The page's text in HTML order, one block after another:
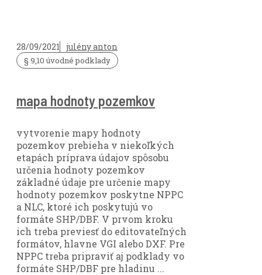
28/09/2021 julény anton
§ 9,10 úvodné podklady
mapa hodnoty pozemkov
vytvorenie mapy hodnoty
pozemkov prebieha v niekoľkých
etapách príprava údajov spôsobu
určenia hodnoty pozemkov
základné údaje pre určenie mapy
hodnoty pozemkov poskytne NPPC
a NLC, ktoré ich poskytujú vo
formáte SHP/DBF. V prvom kroku
ich treba previesť do editovateľných
formátov, hlavne VGI alebo DXF. Pre
NPPC treba pripraviť aj podklady vo
formáte SHP/DBF pre hladinu ...